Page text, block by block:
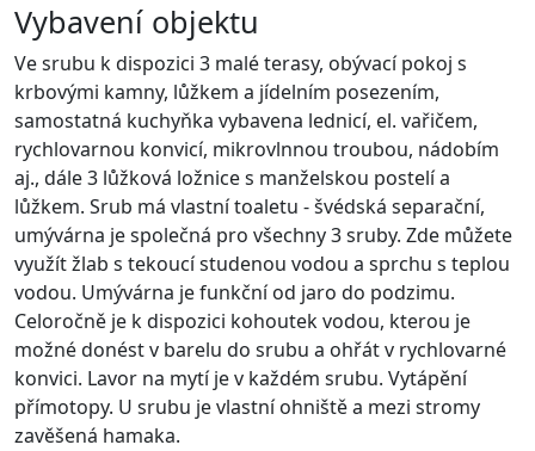
Vybavení objektu
Ve srubu k dispozici 3 malé terasy, obývací pokoj s
krbovými kamny, lůžkem a jídelním posezením,
samostatná kuchyňka vybavena lednicí, el. vařičem,
rychlovarnou konvicí, mikrovlnnou troubou, nádobím
aj., dále 3 lůžková ložnice s manželskou postelí a
lůžkem. Srub má vlastní toaletu - švédská separační,
umývárna je společná pro všechny 3 sruby. Zde můžete
využít žlab s tekoucí studenou vodou a sprchu s teplou
vodou. Umývárna je funkční od jaro do podzimu.
Celoročně je k dispozici kohoutek vodou, kterou je
možné donést v barelu do srubu a ohřát v rychlovarné
konvici. Lavor na mytí je v každém srubu. Vytápění
přímotopy. U srubu je vlastní ohniště a mezi stromy
zavěšená hamaka.